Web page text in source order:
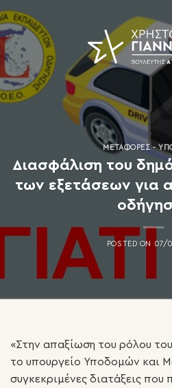
Skip
to
content
ΜΕΤΑΦΟΡΈΣ -
Διασφάλιση του
των εξετάσεων για
POSTED ON 07/
«Στην απαξίωση του ρόλου
το υπουργείο Υποδομών και
συγκεκριμένες διατάξεις που